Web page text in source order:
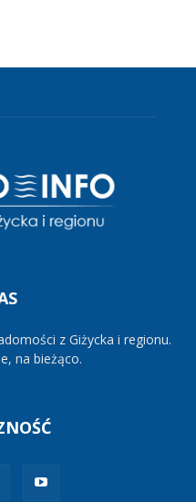
z Giżycka i regionu.
na bieżąco.